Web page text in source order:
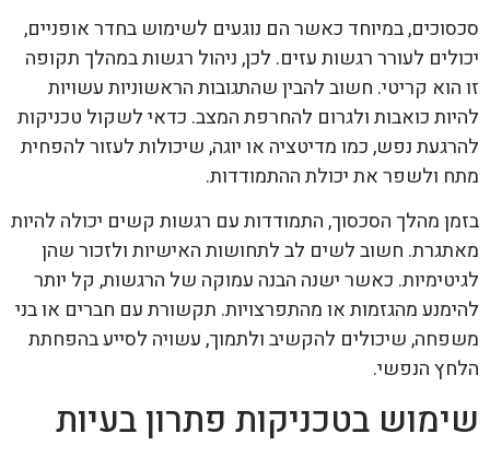
סכסוכים, במיוחד כאשר הם נוגעים לשימוש בחדר אופניים,
יכולים לעורר רגשות עזים. לכן, ניהול רגשות במהלך תקופה
זו הוא קריטי. חשוב להבין שהתגובות הראשוניות עשויות
להיות כואבות ולגרום להחרפת המצב. כדאי לשקול טכניקות
להרגעת נפש, כמו מדיטציה או יוגה, שיכולות לעזור להפחית
מתח ולשפר את יכולת ההתמודדות.
בזמן מהלך הסכסוך, התמודדות עם רגשות קשים יכולה להיות
מאתגרת. חשוב לשים לב לתחושות האישיות ולזכור שהן
לגיטימיות. כאשר ישנה הבנה עמוקה של הרגשות, קל יותר
להימנע מהגזמות או מהתפרצויות. תקשורת עם חברים או בני
משפחה, שיכולים להקשיב ולתמוך, עשויה לסייע בהפחתת
הלחץ הנפשי.
שימוש בטכניקות פתרון בעיות